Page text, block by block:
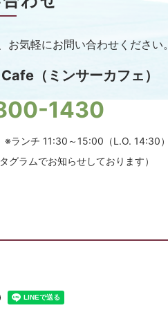
お気軽にお問い合わせください。
（ミンサーカフェ）
1430
※ランチ 11:30～15:00（L.O. 14:30）
グラムでお知らせしております）